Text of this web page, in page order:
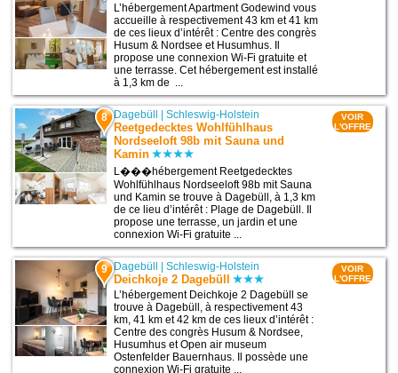
L’hébergement Apartment Godewind vous
accueille à respectivement 43 km et 41 km
de ces lieux d’intérêt : Centre des congrès
Husum & Nordsee et Husumhus. Il
propose une connexion Wi-Fi gratuite et
une terrasse. Cet hébergement est installé
à 1,3 km de ...
8 Dagebüll |Schleswig-Holstein
Reetgedecktes Wohlfühlhaus
Nordseeloft 98b mit Sauna und
Kamin
L���hébergement Reetgedecktes
Wohlfühlhaus Nordseeloft 98b mit Sauna
und Kamin se trouve à Dagebüll, à 1,3 km
de ce lieu d’intérêt : Plage de Dagebüll. Il
propose une terrasse, un jardin et une
connexion Wi-Fi gratuite ...
VOIR
L'OFFRE
9 Dagebüll |Schleswig-Holstein
Deichkoje 2 Dagebüll
L’hébergement Deichkoje 2 Dagebüll se
trouve à Dagebüll, à respectivement 43
km, 41 km et 42 km de ces lieux d’intérêt :
Centre des congrès Husum & Nordsee,
Husumhus et Open air museum
Ostenfelder Bauernhaus. Il possède une
connexion Wi-Fi gratuite ...
VOIR
L'OFFRE